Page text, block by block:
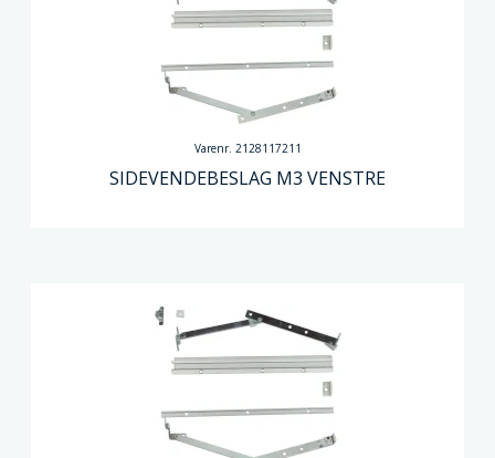
Varenr. 2128117211
SIDEVENDEBESLAG M3 VENSTRE